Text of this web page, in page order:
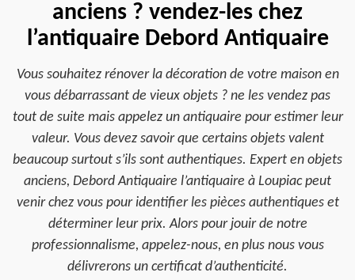
anciens ? vendez-les chez
l’antiquaire Debord Antiquaire
Vous souhaitez rénover la décoration de votre maison en
vous débarrassant de vieux objets ? ne les vendez pas
tout de suite mais appelez un antiquaire pour estimer leur
valeur. Vous devez savoir que certains objets valent
beaucoup surtout s’ils sont authentiques. Expert en objets
anciens, Debord Antiquaire l’antiquaire à Loupiac peut
venir chez vous pour identifier les pièces authentiques et
déterminer leur prix. Alors pour jouir de notre
professionnalisme, appelez-nous, en plus nous vous
délivrerons un certificat d’authenticité.